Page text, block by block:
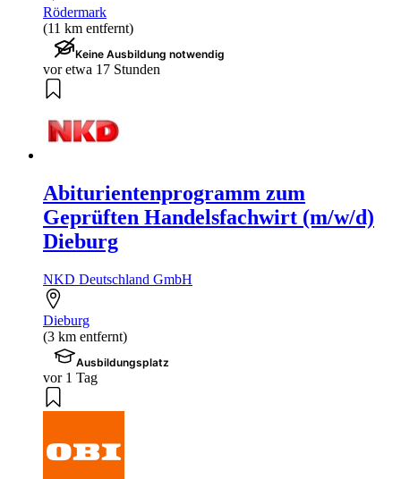
Rödermark
(11 km entfernt)
Keine Ausbildung notwendig
vor etwa 17 Stunden
Abiturientenprogramm zum
Geprüften Handelsfachwirt (m/w/d)
Dieburg
NKD Deutschland GmbH
Dieburg
(3 km entfernt)
Ausbildungsplatz
vor 1 Tag